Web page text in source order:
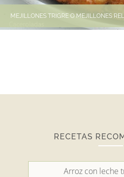
MEJILLONES TRIGRE O MEJILLONES
RECETAS
Arroz con leche